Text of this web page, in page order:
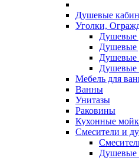
Душевые
Уголки,
Душевые
Душевые
Душевые
Душевые
Мебель для
Ванны
Унитазы
Раковины
Кухонные
Смесители и
Душевые